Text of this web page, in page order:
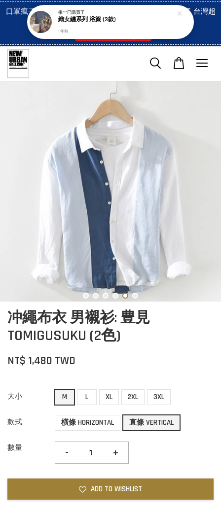
口罩瘋子官網, 放心訂購! 香港澳門信用卡付費已經開啓了 台灣超
市貨到付款也是!
冲繩布衣 男襯衫: 豊見
TOMIGUSUKU (2色)
NT$ 1,480 TWD
大小 M L XL 2XL 3XL
款式 橫條 HORIZONTAL 直條 VERTICAL
數量 - +
ADD TO WISHLIST
楊***已購買了
織女纏系列 浴簾 (3款)
1 年前